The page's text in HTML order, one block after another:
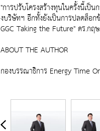
"การปรับโครงสร้างทุนในครั้งนี้เป็
งบริษัทฯ อีกทั้งยังเป็นการปลดล็อ
GGC Taking the Future" ดร.กฤ
ABOUT THE AUTHOR
กองบรรณาธิการ Energy Time